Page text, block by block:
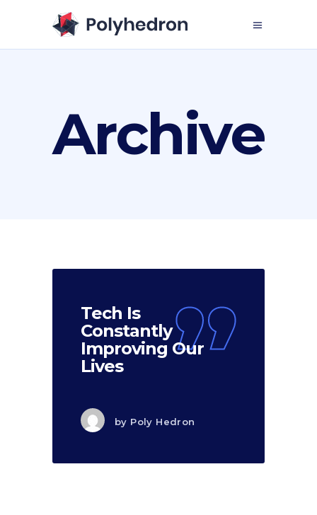
Archive
Tech Is
Constantly
Improving Our
Lives
by Poly Hedron